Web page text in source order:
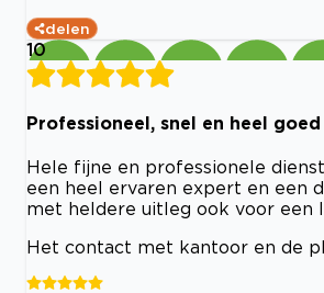
delen
10
Professioneel, snel en heel goed
Hele fijne en professionele
een heel ervaren expert en een
met heldere uitleg ook voor een
Het contact met kantoor en de